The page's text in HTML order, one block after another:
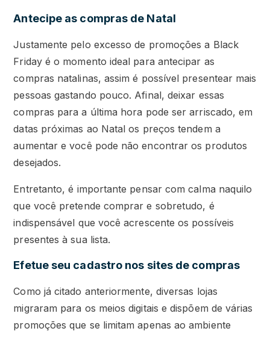
Antecipe as compras de Natal
Justamente pelo excesso de promoções a Black
Friday é o momento ideal para antecipar as
compras natalinas, assim é possível presentear mais
pessoas gastando pouco. Afinal, deixar essas
compras para a última hora pode ser arriscado, em
datas próximas ao Natal os preços tendem a
aumentar e você pode não encontrar os produtos
desejados.
Entretanto, é importante pensar com calma naquilo
que você pretende comprar e sobretudo, é
indispensável que você acrescente os possíveis
presentes à sua lista.
Efetue seu cadastro nos sites de compras
Como já citado anteriormente, diversas lojas
migraram para os meios digitais e dispõem de várias
promoções que se limitam apenas ao ambiente